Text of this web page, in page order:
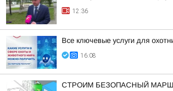
12:36
Все ключевые услуги для
16:08
СТРОИМ БЕЗОПАСНЫЙ